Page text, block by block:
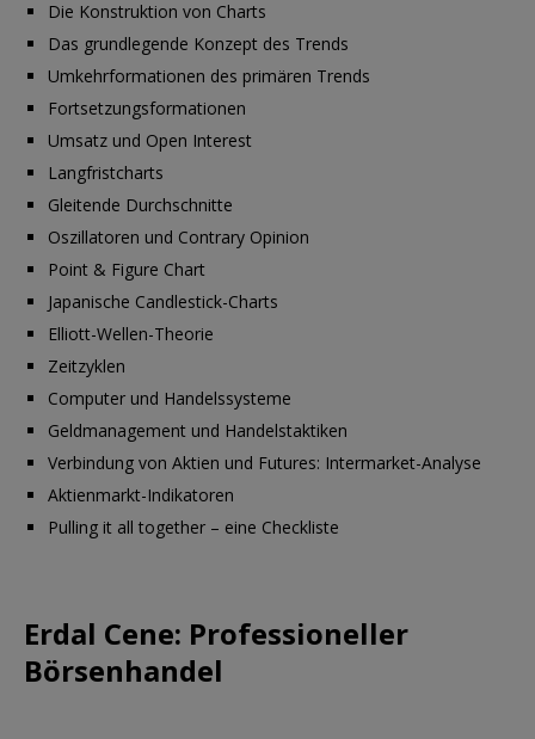
Die Konstruktion von Charts
Das grundlegende Konzept des Trends
Umkehrformationen des primären Trends
Fortsetzungsformationen
Umsatz und Open Interest
Langfristcharts
Gleitende Durchschnitte
Oszillatoren und Contrary Opinion
Point & Figure Chart
Japanische Candlestick-Charts
Elliott-Wellen-Theorie
Zeitzyklen
Computer und Handelssysteme
Geldmanagement und Handelstaktiken
Verbindung von Aktien und Futures: Intermarket-Analyse
Aktienmarkt-Indikatoren
Pulling it all together – eine Checkliste
Erdal Cene: Professioneller
Börsenhandel